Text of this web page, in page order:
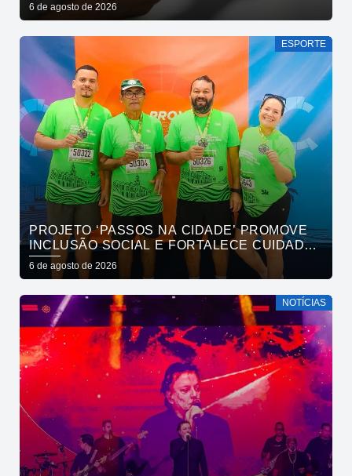
6 de agosto de 2026
ESPORTE
PROJETO ‘PASSOS NA CIDADE’ PROMOVE
INCLUSÃO SOCIAL E FORTALECE CUIDADO
EM SAÚDE MENTAL POR MEIO DA CORRIDA
6 de agosto de 2026
NOTÍCIAS